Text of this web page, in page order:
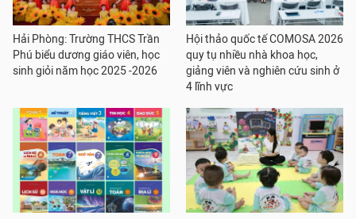
Hải Phòng: Trường THCS Trần
Phú biểu dương giáo viên, học
sinh giỏi năm học 2025 -2026
Hội thảo quốc tế COMOSA 2026
quy tụ nhiều nhà khoa học,
giảng viên và nghiên cứu sinh ở
4 lĩnh vực